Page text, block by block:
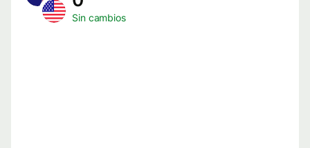
Sin cambios